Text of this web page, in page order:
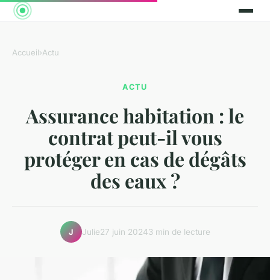
Accueil›Actu
ACTU
Assurance habitation : le
contrat peut-il vous
protéger en cas de dégâts
des eaux ?
J Julie27 juin 20243 min de lecture